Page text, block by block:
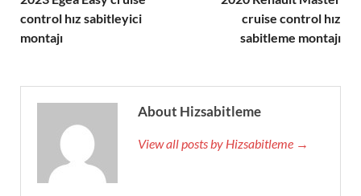
control hız sabitleyici
montajı
cruise control hız
sabitleme montajı
About Hizsabitleme
View all posts by Hizsabitleme →